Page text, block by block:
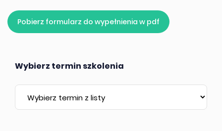
Pobierz formularz do wypełnienia w pdf
Wybierz termin szkolenia